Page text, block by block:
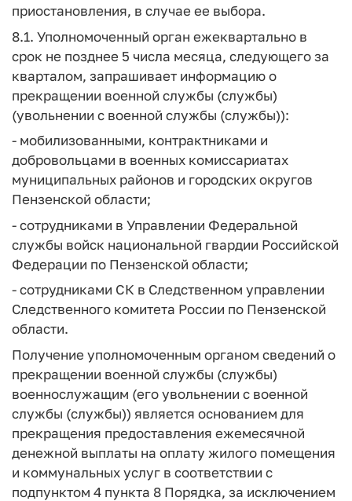
приостановления, в случае ее выбора.
8.1. Уполномоченный орган ежеквартально в
срок не позднее 5 числа месяца, следующего за
кварталом, запрашивает информацию о
прекращении военной службы (службы)
(увольнении с военной службы (службы)):
- мобилизованными, контрактниками и
добровольцами в военных комиссариатах
муниципальных районов и городских округов
Пензенской области;
- сотрудниками в Управлении Федеральной
службы войск национальной гвардии Российской
Федерации по Пензенской области;
- сотрудниками СК в Следственном управлении
Следственного комитета России по Пензенской
области.
Получение уполномоченным органом сведений о
прекращении военной службы (службы)
военнослужащим (его увольнении с военной
службы (службы)) является основанием для
прекращения предоставления ежемесячной
денежной выплаты на оплату жилого помещения
и коммунальных услуг в соответствии с
подпунктом 4 пункта 8 Порядка, за исключением